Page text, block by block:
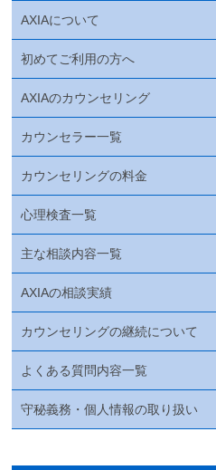
AXIAについて
初めてご利用の方へ
AXIAのカウンセリング
カウンセラー一覧
カウンセリングの料金
心理検査一覧
主な相談内容一覧
AXIAの相談実績
カウンセリングの継続について
よくある質問内容一覧
守秘義務・個人情報の取り扱い